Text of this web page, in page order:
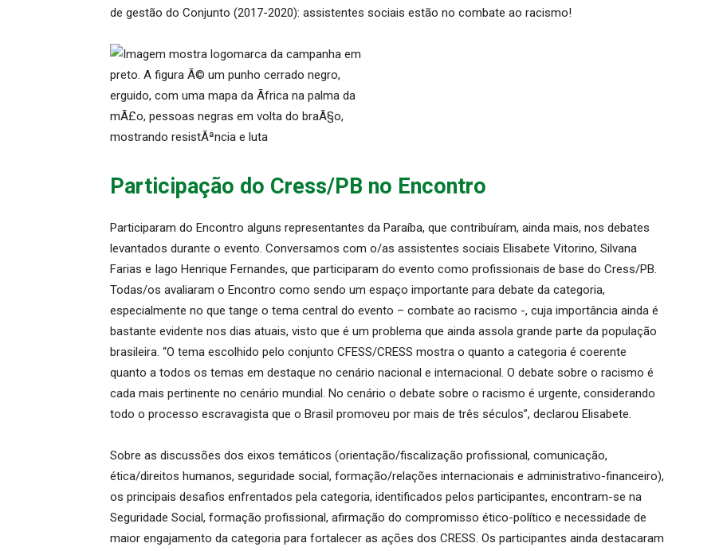
de gestão do Conjunto (2017-2020): assistentes sociais estão no combate ao racismo!
Participação do Cress/PB no Encontro
Participaram do Encontro alguns representantes da Paraíba, que contribuíram, ainda mais, nos debates
levantados durante o evento. Conversamos com o/as assistentes sociais Elisabete Vitorino, Silvana
Farias e Iago Henrique Fernandes, que participaram do evento como profissionais de base do Cress/PB.
Todas/os avaliaram o Encontro como sendo um espaço importante para debate da categoria,
especialmente no que tange o tema central do evento – combate ao racismo -, cuja importância ainda é
bastante evidente nos dias atuais, visto que é um problema que ainda assola grande parte da população
brasileira. “O tema escolhido pelo conjunto CFESS/CRESS mostra o quanto a categoria é coerente
quanto a todos os temas em destaque no cenário nacional e internacional. O debate sobre o racismo é
cada mais pertinente no cenário mundial. No cenário o debate sobre o racismo é urgente, considerando
todo o processo escravagista que o Brasil promoveu por mais de três séculos”, declarou Elisabete.
Sobre as discussões dos eixos temáticos (orientação/fiscalização profissional, comunicação,
ética/direitos humanos, seguridade social, formação/relações internacionais e administrativo-financeiro),
os principais desafios enfrentados pela categoria, identificados pelos participantes, encontram-se na
Seguridade Social, formação profissional, afirmação do compromisso ético-político e necessidade de
maior engajamento da categoria para fortalecer as ações dos CRESS. Os participantes ainda destacaram